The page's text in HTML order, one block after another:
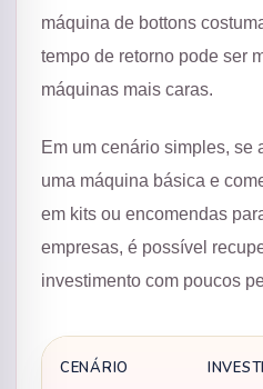
máquina de bottons
tempo de retorno pode ser
máquinas mais caras.
Em um cenário simples, se
uma máquina básica e
em kits ou encomendas
empresas, é possível
investimento com poucos
CENÁRIO